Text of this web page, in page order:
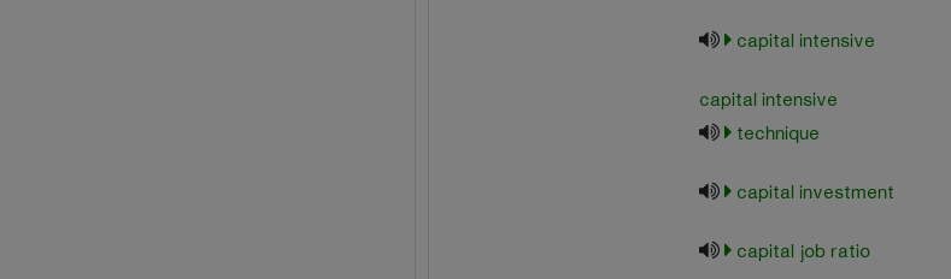
capital intensive
capital intensive
technique
capital investment
capital job ratio